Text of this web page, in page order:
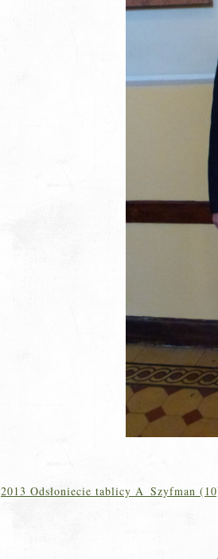
2013 Odsłoniecie tablicy A_Szyfman